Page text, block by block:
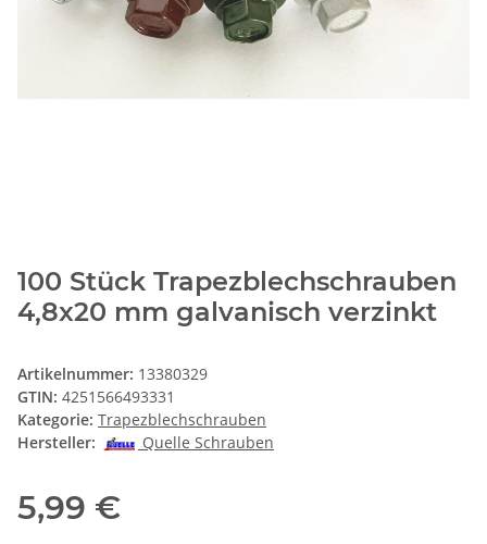
100 Stück Trapezblechschrauben
4,8x20 mm galvanisch verzinkt
Artikelnummer: 13380329
GTIN: 4251566493331
Kategorie: Trapezblechschrauben
Hersteller:
Quelle Schrauben
5,99 €